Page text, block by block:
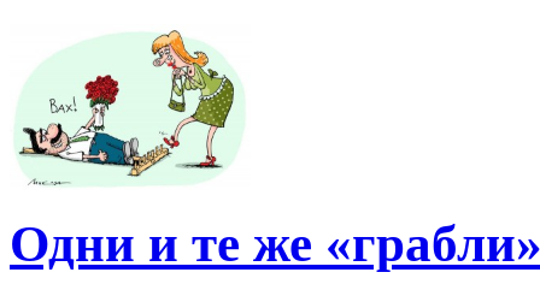
Одни и те же